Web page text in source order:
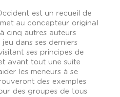
est un recueil de
au concepteur original
cinq autres auteurs
dans ses derniers
ses principes de
et avant tout une suite
les meneurs à se
des exemples
des groupes de tous